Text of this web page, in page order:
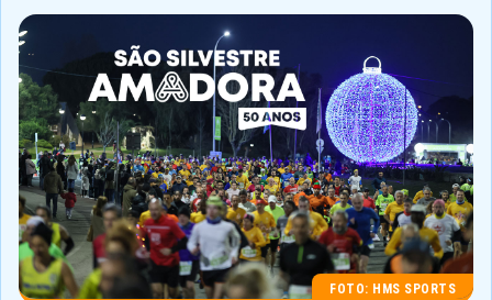
FOTO: HMS SPORTS